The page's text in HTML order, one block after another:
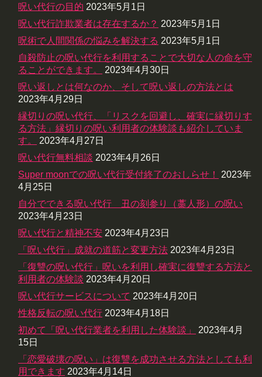
呪い代行の目的 2023年5月1日
呪い代行詐欺業者は存在するか？ 2023年5月1日
呪術で人間関係の悩みを解決する 2023年5月1日
自殺防止の呪い代行を利用することで大切な人の命を守
ることができます。
2023年4月30日
呪い返しとは何なのか、そして呪い返しの方法とは
2023年4月29日
縁切りの呪い代行、「リスクを回避し、確実に縁切りす
る方法」縁切りの呪い利用者の体験談も紹介していま
す。
2023年4月27日
呪い代行無料相談 2023年4月26日
Super moonでの呪い代行受付終了のおしらせ！
2023年
4月25日
自分でできる呪い代行 丑の刻参り（藁人形）の呪い
2023年4月23日
呪い代行と精神不安 2023年4月23日
「呪い代行」成就の道筋と変更方法 2023年4月23日
「復讐の呪い代行」呪いを利用し確実に復讐する方法と
利用者の体験談 2023年4月20日
呪い代行サービスについて 2023年4月20日
性格反転の呪い代行 2023年4月18日
初めて「呪い代行業者を利用した体験談」
2023年4月
15日
「恋愛破壊の呪い」は復讐を成功させる方法としても利
用できます 2023年4月14日